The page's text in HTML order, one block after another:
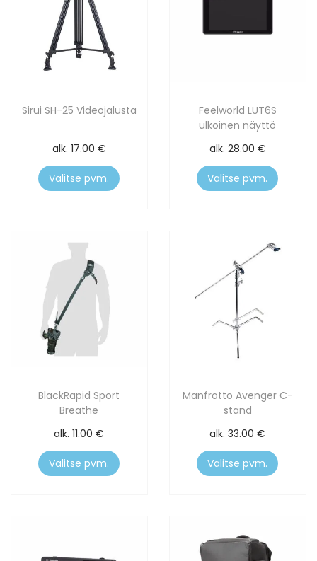
Sirui SH-25 Videojalusta
alk. 17.00 €
Valitse pvm.
Feelworld LUT6S
ulkoinen näyttö
alk. 28.00 €
Valitse pvm.
BlackRapid Sport
Breathe
alk.11.00€
Valitse pvm.
Manfrotto Avenger C-
stand
alk.33.00€
Valitse pvm.